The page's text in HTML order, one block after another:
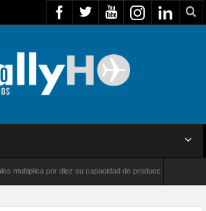
por diez su capacidad de producción de radares en